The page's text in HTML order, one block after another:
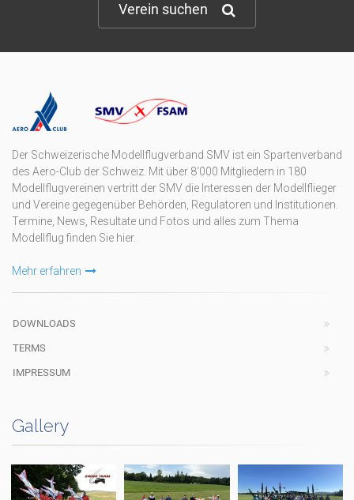
Verein suchen
Der Schweizerische Modellflugverband SMV ist ein Spartenverband
des Aero-Club der Schweiz. Mit über 8'000 Mitgliedern in 180
Modellflugvereinen vertritt der SMV die Interessen der Modellflieger
und Vereine gegegenüber Behörden, Regulatoren und Institutionen.
Termine, News, Resultate und Fotos und alles zum Thema
Modellflug finden Sie hier.
Mehr erfahren
DOWNLOADS
TERMS
IMPRESSUM
Gallery